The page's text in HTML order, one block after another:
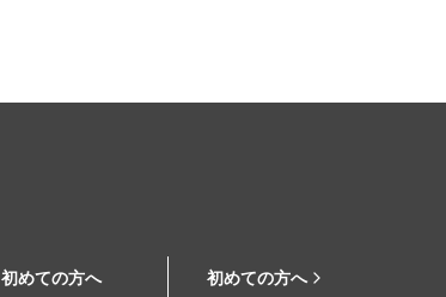
初めての方へ 初めての方へ